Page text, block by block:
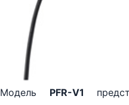
Модель PFR-V1